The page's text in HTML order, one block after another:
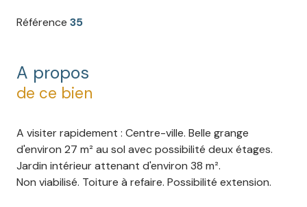
Référence 35
A propos
de ce bien
A visiter rapidement : Centre-ville. Belle grange
d'environ 27 m² au sol avec possibilité deux étages.
Jardin intérieur attenant d'environ 38 m².
Non viabilisé. Toiture à refaire. Possibilité extension.